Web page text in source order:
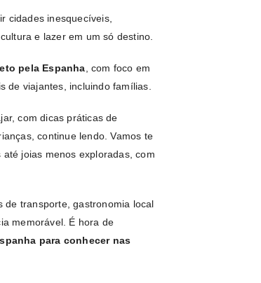
cidades inesquecíveis,
e lazer em um só destino.
pela Espanha , com foco em
de viajantes, incluindo famílias.
com dicas práticas de
continue lendo. Vamos te
joias menos exploradas, com
de transporte, gastronomia local
memorável. É hora de
para conhecer nas